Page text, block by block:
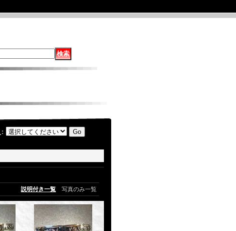
:
説明付き一覧 写真のみ一覧